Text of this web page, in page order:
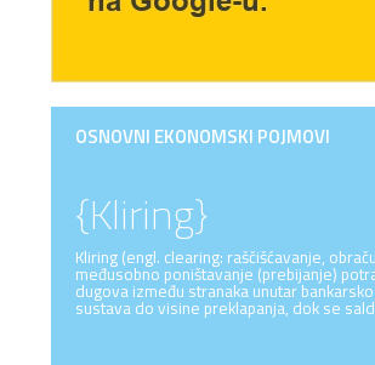
OSNOVNI EKONOMSKI POJMOVI
{Kliring}
Kliring (engl. clearing: raščišćavanje,
međusobno poništavanje (prebijanje)
dugova između stranaka unutar
sustava do visine preklapanja, dok se